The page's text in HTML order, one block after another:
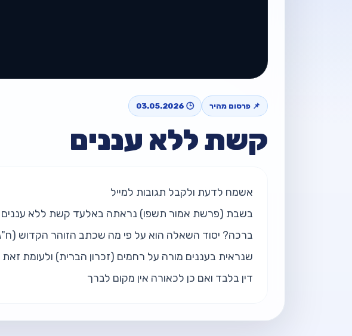
📌 פרסום מהיר 🕒 03.05.2026
קשת ללא עננים
דין בלבד ואם כן לכאורה אין מקום לברך